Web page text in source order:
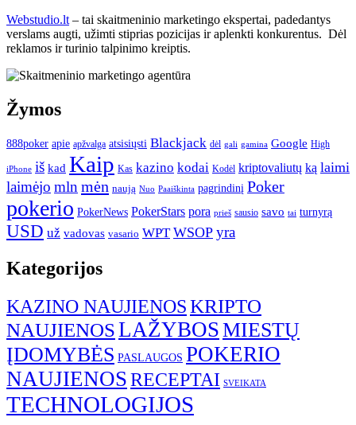
Webstudio.lt – tai skaitmeninio marketingo ekspertai, padedantys
verslams augti, užimti stiprias pozicijas ir aplenkti konkurentus. Dėl
reklamos ir turinio talpinimo kreiptis.
Žymos
888poker apie apžvalga atsisiųsti Blackjack dėl gali gamina Google High
iPhone iš kad Kaip Kas kazino kodai Kodėl kriptovaliutų ką laimi
laimėjo mlnmėn naują Nuo Paaiškinta pagrindinį Poker
pokerio PokerNews PokerStars pora prieš sausio savo tai turnyrą
USD už vadovas vasario WPT WSOP yra
Kategorijos
KAZINO NAUJIENOSKRIPTO
NAUJIENOSLAŽYBOSMIESTŲ
ĮDOMYBĖS PASLAUGOS POKERIO
NAUJIENOSRECEPTAI SVEIKATA
TECHNOLOGIJOS